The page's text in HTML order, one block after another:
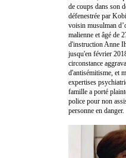
de coups dans son
défenestrée par
voisin musulman
malienne et âgé de
d'instruction Anne
jusqu'en février
circonstance
d'antisémitisme, et
expertises
famille a porté
police pour non
personne en danger.